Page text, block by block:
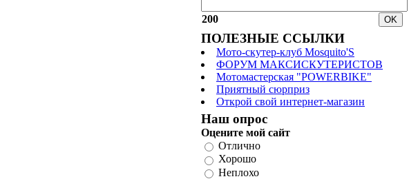
200
ПОЛЕЗНЫЕ ССЫЛКИ
Мото-скутер-клуб Mosquito'S
ФОРУМ МАКСИСКУТЕРИСТОВ
Мотомастерская "POWERBIKE"
Приятный сюрприз
Открой свой интернет-магазин
Наш опрос
Оцените мой сайт
Отлично
Хорошо
Неплохо